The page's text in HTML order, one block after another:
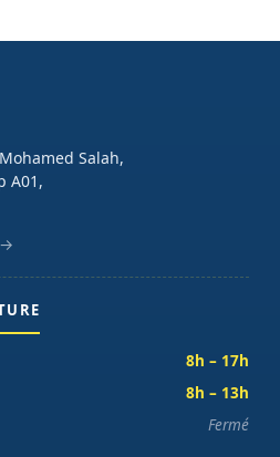
Salah,
A01,
8h – 17h
8h – 13h
Fermé